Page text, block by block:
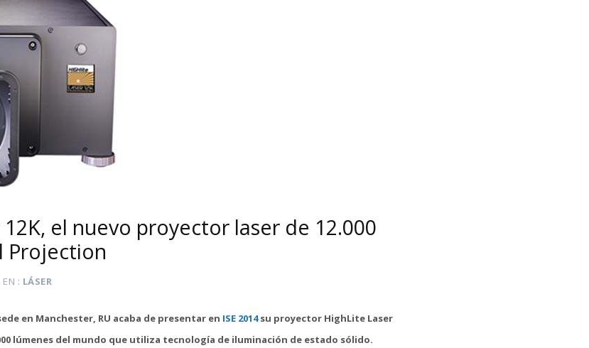
el nuevo proyector laser de 12.000
Projection
EN LÁSER
en Manchester, RU acaba de presentar en ISE 2014su proyector HighLite Laser
lúmenes del mundo que utiliza tecnología de iluminación de estado sólido.